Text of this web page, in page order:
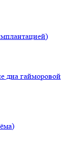
дна гайморовой